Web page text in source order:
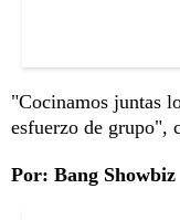
"Cocinamos juntas
esfuerzo de grupo",
Por: Bang Showbiz